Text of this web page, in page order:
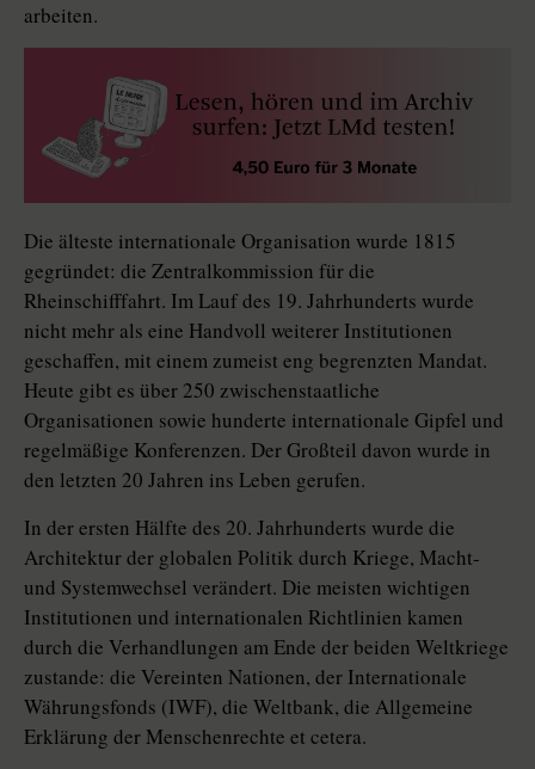
arbeiten.
Die älteste internationale Organisation wurde 1815
gegründet: die Zentralkommission für die
Rheinschifffahrt. Im Lauf des 19. Jahrhunderts wurde
nicht mehr als eine Handvoll weiterer Institutionen
geschaffen, mit einem zumeist eng begrenzten Mandat.
Heute gibt es über 250 zwischenstaatliche
Organisationen sowie hunderte internationale Gipfel und
regelmäßige Konferenzen. Der Großteil davon wurde in
den letzten 20 Jahren ins Leben gerufen.
In der ersten Hälfte des 20. Jahrhunderts wurde die
Architektur der globalen Politik durch Kriege, Macht-
und Systemwechsel verändert. Die meisten wichtigen
Institutionen und internationalen Richtlinien kamen
durch die Verhandlungen am Ende der beiden Weltkriege
zustande: die Vereinten Nationen, der Internationale
Währungsfonds (IWF), die Weltbank, die Allgemeine
Erklärung der Menschenrechte et cetera.